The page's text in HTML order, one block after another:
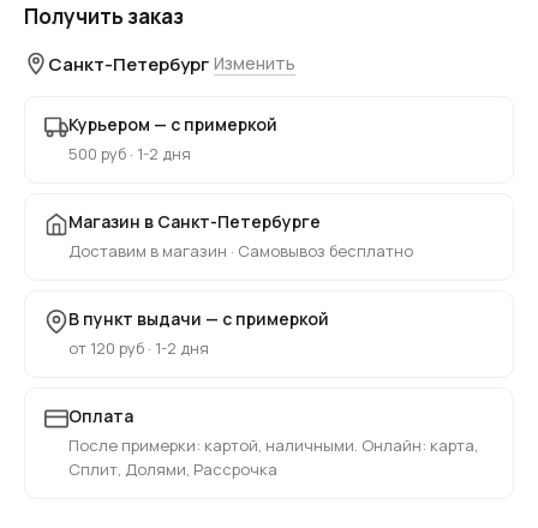
Получить заказ
Санкт-Петербург Изменить
Курьером — с примеркой
500 руб · 1-2 дня
Магазин в Санкт-Петербурге
Доставим в магазин · Самовывоз бесплатно
В пункт выдачи — с примеркой
от 120 руб · 1-2 дня
Оплата
После примерки: картой, наличными. Онлайн: карта,
Сплит, Долями, Рассрочка